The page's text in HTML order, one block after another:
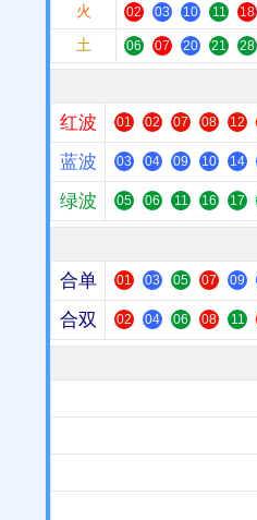
火 02 03 10 11 18
土 06 07 20 21 28
红波 01 02 07 08 12
蓝波 03 04 09 10 14
绿波 05 06 11 16 17
合单 01 03 05 07 09
合双 02 04 06 08 11